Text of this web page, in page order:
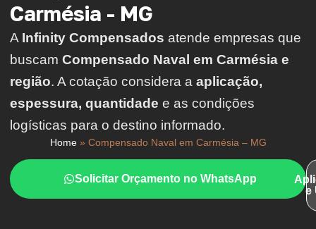
Carmésia - MG
A Infinity Compensados atende empresas que
buscam Compensado Naval em Carmésia e
região. A cotação considera a aplicação,
espessura, quantidade e as condições
logísticas para o destino informado.
Home» Compensado Naval em Carmésia – MG
Solicitar Orçamento no WhatsApp
e